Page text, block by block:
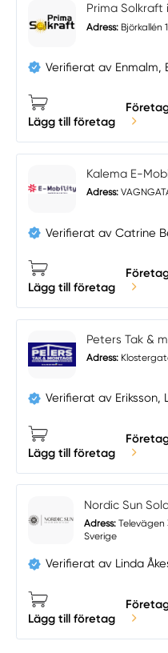
Prima Solkraft
Adress: Björkallén
Verifierat av Enmalm,
Lägg till företag
Kalema E-
Adress:
Verifierat av Catrine
Lägg till företag
Peters Tak &
Adress:
Verifierat av Eriksson,
Lägg till företag
Nordic Sun
Adress:Televägen
Sverige
Verifierat av Linda
Lägg till företag